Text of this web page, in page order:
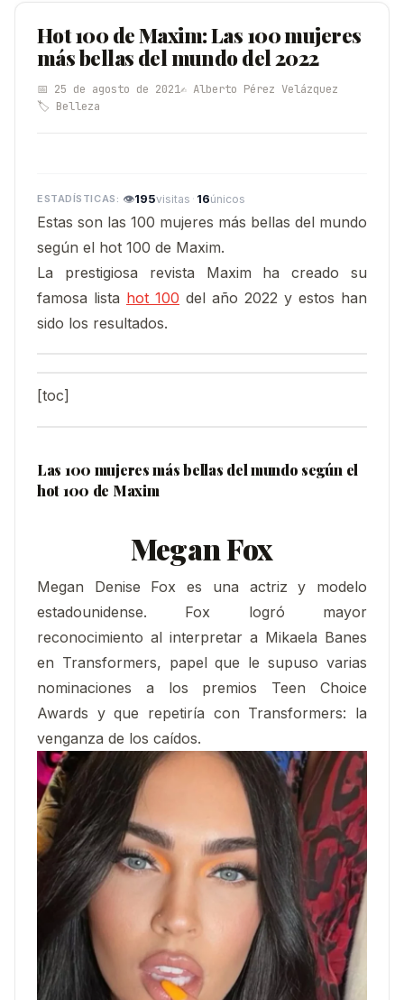
Hot 100 de Maxim: Las 100 mujeres
más bellas del mundo del 2022
📅 25 de agosto de 2021✍️ Alberto Pérez Velázquez
🏷️ Belleza
👁195visitas · 16únicos
Estas son las 100 mujeres más bellas del mundo
según el hot 100 de Maxim.
La prestigiosa revista Maxim ha creado su
famosa lista hot 100 del año 2022 y estos han
sido los resultados.
[toc]
Las 100 mujeres más bellas del mundo según el
hot 100 de Maxim
Megan Fox
Megan Denise Fox es una actriz y modelo
estadounidense. Fox logró mayor
reconocimiento al interpretar a Mikaela Banes
en Transformers, papel que le supuso varias
nominaciones a los premios Teen Choice
Awards y que repetiría con Transformers: la
venganza de los caídos.